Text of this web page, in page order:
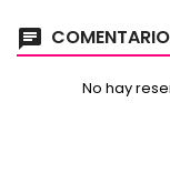
chat
No hay